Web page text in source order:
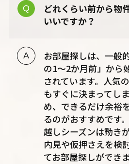
どれくらい前から物
いいですか？
お部屋探しは、一般
の1〜2か月前」から
されています。人気
もすぐに決まってし
め、できるだけ余裕
るのがおすすめです
越しシーズンは動き
内見や仮押さえを検
てお部屋探しができま